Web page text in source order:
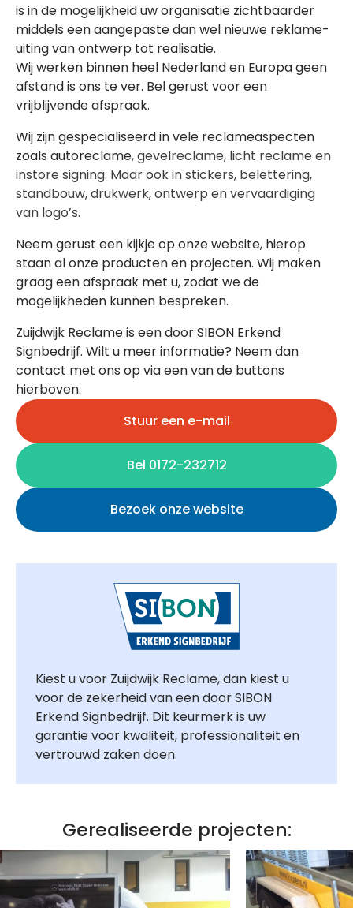
is in de mogelijkheid uw organisatie zichtbaarder
middels een aangepaste dan wel nieuwe reklame-
uiting van ontwerp tot realisatie.
Wij werken binnen heel Nederland en Europa geen
afstand is ons te ver. Bel gerust voor een
vrijblijvende afspraak.
Wij zijn gespecialiseerd in vele reclameaspecten
zoals autoreclame, gevelreclame, licht reclame en
instore signing. Maar ook in stickers, belettering,
standbouw, drukwerk, ontwerp en vervaardiging
van logo’s.
Neem gerust een kijkje op onze website, hierop
staan al onze producten en projecten. Wij maken
graag een afspraak met u, zodat we de
mogelijkheden kunnen bespreken.
Zuijdwijk Reclame is een door SIBON Erkend
Signbedrijf. Wilt u meer informatie? Neem dan
contact met ons op via een van de buttons
hierboven.
Stuur een e-mail
Bel 0172-232712
Bezoek onze website
Kiest u voor Zuijdwijk Reclame, dan kiest u
voor de zekerheid van een door SIBON
Erkend Signbedrijf. Dit keurmerk is uw
garantie voor kwaliteit, professionaliteit en
vertrouwd zaken doen.
Gerealiseerde projecten: